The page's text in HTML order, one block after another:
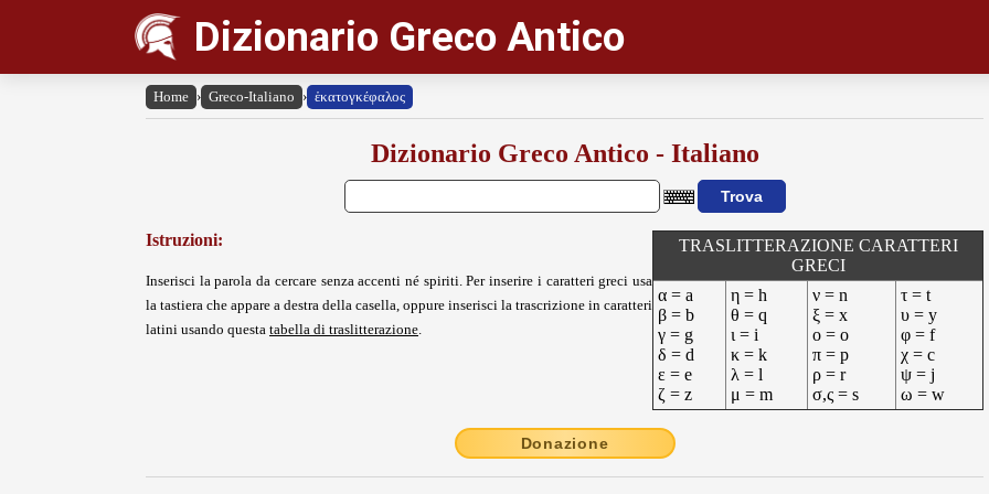
Dizionario Greco Antico
Home › Greco-Italiano › ἑκατογκέφαλος
Dizionario Greco Antico - Italiano
Istruzioni:
Inserisci la parola da cercare senza accenti né spiriti. Per inserire i caratteri greci usa
la tastiera che appare a destra della casella, oppure inserisci la trascrizione in caratteri
latini usando questa tabella di traslitterazione.
TRASLITTERAZIONE CARATTERI
GRECI
α = a
β = b
γ = g
δ = d
ε = e
ζ = z
η = h
θ = q
ι = i
κ = k
λ = l
μ = m
ν = n
ξ = x
ο = o
π = p
ρ = r
σ,ς = s
τ = t
υ = y
φ = f
χ = c
ψ = j
ω = w
Donazione